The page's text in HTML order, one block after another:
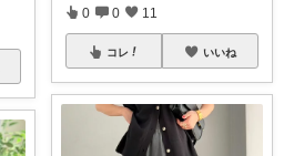
0 0 11
コレ いいね